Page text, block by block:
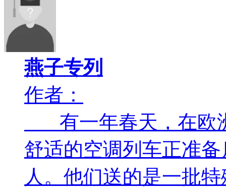
燕子专列
作者：
有一年春天，在欧
舒适的空调列车正准
人。他们送的是一批